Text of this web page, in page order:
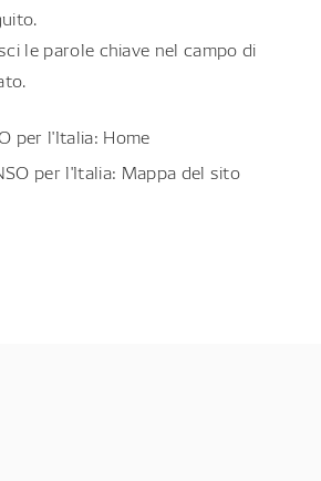
le parole chiave nel campo di
per l'Italia: Home
per l'Italia: Mappa del sito